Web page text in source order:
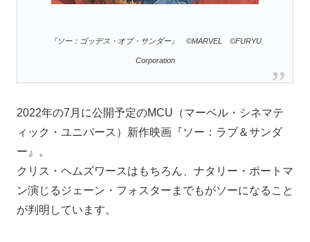
『ソー：ゴッデス・オブ・サンダー』 ©MARVEL ©FURYU
Corporation
2022年の7月に公開予定のMCU（マーベル・シネマテ
ィック・ユニバース）新作映画『ソー：ラブ＆サンダ
ー』。
クリス・ヘムズワースはもちろん、ナタリー・ポートマ
ン演じるジェーン・フォスターまでもがソーになること
が判明しています。